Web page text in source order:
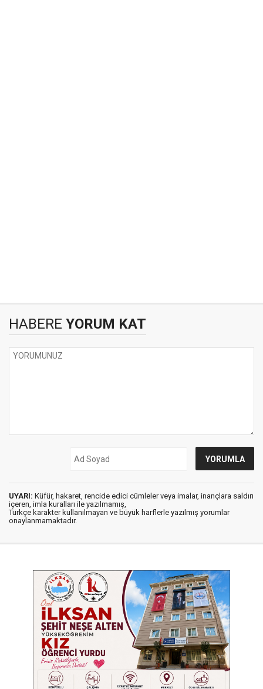
HABERE YORUM KAT
UYARI: Küfür, hakaret, rencide edici cümleler veya imalar, inançlara saldırı
içeren, imla kuralları ile yazılmamış,
Türkçe karakter kullanılmayan ve büyük harflerle yazılmış yorumlar
onaylanmamaktadır.